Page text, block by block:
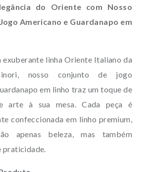
do Oriente com Nosso
Americano e Guardanapo em
exuberante linha Oriente Italiano da
nosso conjunto de jogo
em linho traz um toque de
arte à sua mesa. Cada peça é
confeccionada em linho premium,
apenas beleza, mas também
praticidade.